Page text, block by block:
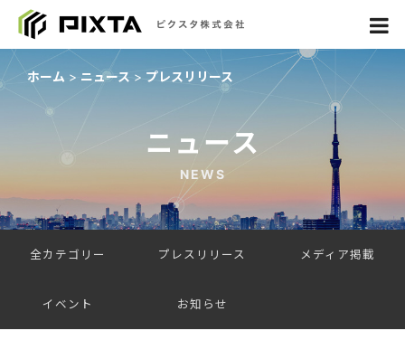
ホーム ニュース プレスリリース
ニュース
NEWS
全カテゴリー プレスリリース メディア掲載
イベント お知らせ